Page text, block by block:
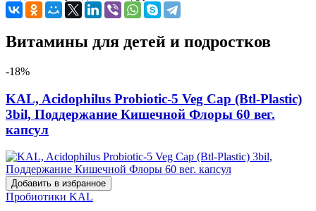
Витамины для детей и подростков
-18%
KAL, Acidophilus Probiotic-5 Veg Cap (Btl-Plastic)
3bil, Поддержание Кишечной Флоры 60 вег.
капсул
Добавить в избранное
Пробиотики KAL